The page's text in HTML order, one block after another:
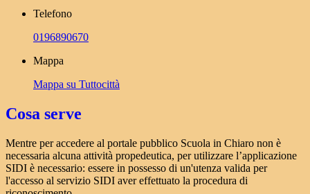
Telefono
0196890670
Mappa
Mappa su Tuttocittà
Cosa serve
Mentre per accedere al portale pubblico Scuola in Chiaro non è
necessaria alcuna attività propedeutica, per utilizzare l’applicazione
SIDI è necessario: essere in possesso di un'utenza valida per
l'accesso al servizio SIDI aver effettuato la procedura di